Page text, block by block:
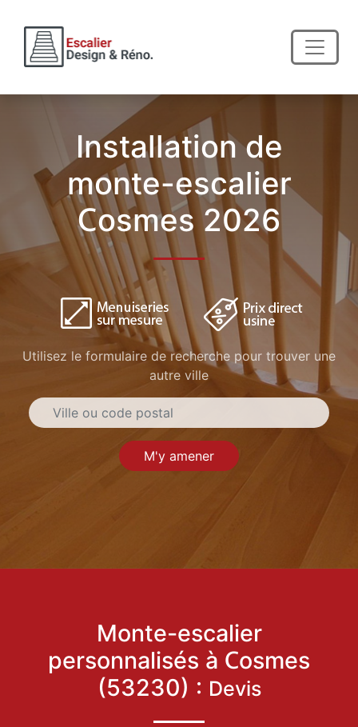
Installation de
monte-escalier
Cosmes 2026
Utilisez le formulaire de recherche pour trouver une
autre ville
M'y amener
Monte-escalier
personnalisés à Cosmes
(53230) : Devis